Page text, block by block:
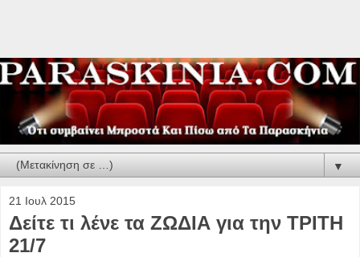
▼
21 Ιουλ 2015
Δείτε τι λένε τα ΖΩΔΙΑ για την ΤΡΙΤΗ
21/7